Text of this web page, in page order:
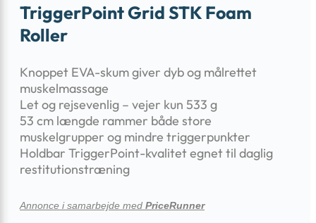
TriggerPoint Grid STK Foam
Roller
Knoppet EVA-skum giver dyb og målrettet
muskelmassage
Let og rejsevenlig – vejer kun 533 g
53 cm længde rammer både store
muskelgrupper og mindre triggerpunkter
Holdbar TriggerPoint-kvalitet egnet til daglig
restitutionstræning
Annonce i samarbejde med PriceRunner